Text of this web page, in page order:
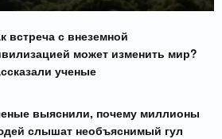
встреча с внеземной
может изменить мир?
ученые
выяснили, почему миллионы
слышат необъяснимый гул